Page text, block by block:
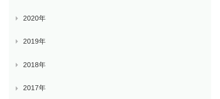
2020年
2019年
2018年
2017年